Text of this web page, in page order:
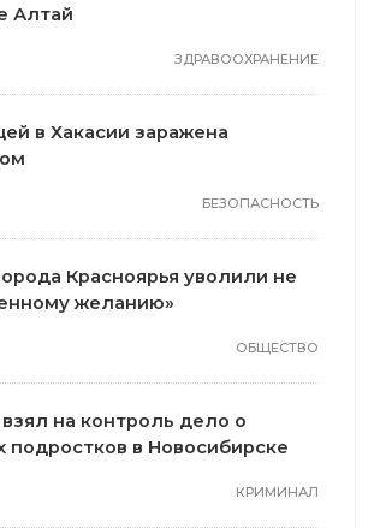
Алтай
ЗДРАВООХРАНЕНИЕ
в Хакасии заражена
БЕЗОПАСНОСТЬ
Красноярья уволили не
желанию»
ОБЩЕСТВО
на контроль дело о
подростков в Новосибирске
КРИМИНАЛ